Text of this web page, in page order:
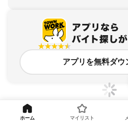
アプリを無料ダウ
ホーム マイリスト